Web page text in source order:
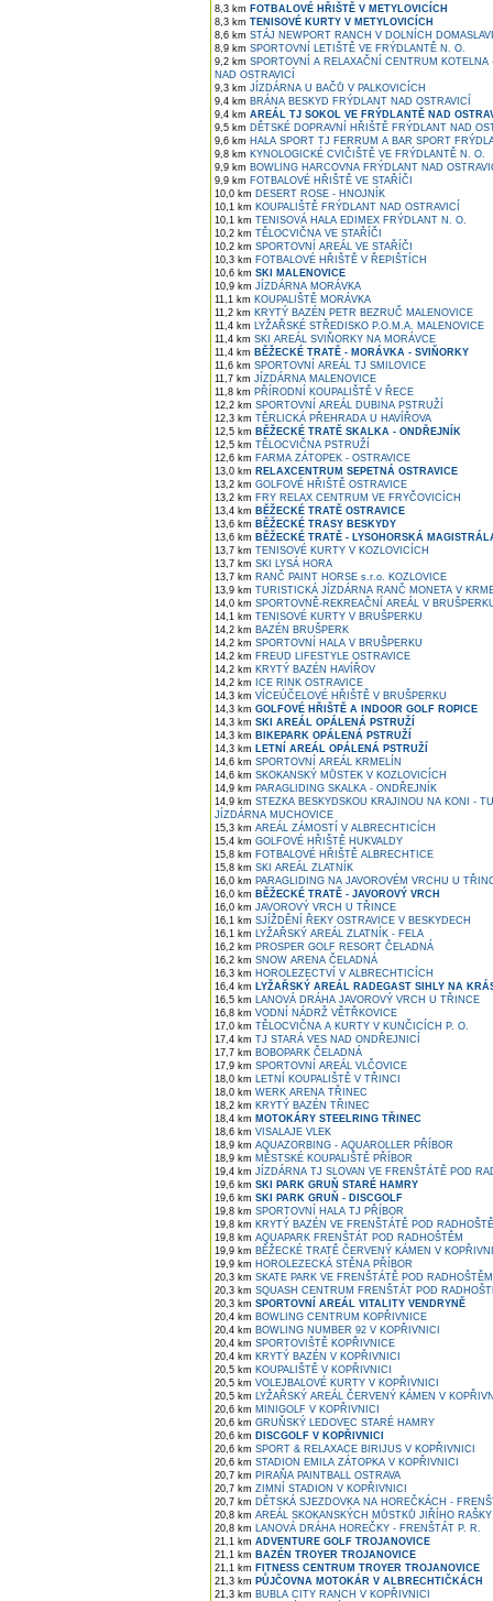
8,3 km FOTBALOVÉ HŘIŠTĚ V METYLOVICÍCH
8,3 km TENISOVÉ KURTY V METYLOVICÍCH
8,6 km STÁJ NEWPORT RANCH V DOLNÍCH
8,9 km SPORTOVNÍ LETIŠTĚ VE FRÝDLANTĚ N. O.
9,2 km SPORTOVNÍ A RELAXAČNÍ CENTRUM KOTELNA
NAD OSTRAVICÍ
9,3 km JÍZDÁRNA U BAČŮ V PALKOVICÍCH
9,4 km BRÁNA BESKYD FRÝDLANT NAD OSTRAVICÍ
9,4 km AREÁL TJ SOKOL VE FRÝDLANTĚ NAD
9,5 km DĚTSKÉ DOPRAVNÍ HŘIŠTĚ FRÝDLANT NAD
9,6 km HALA SPORT TJ FERRUM A BAR SPORT
9,8 km KYNOLOGICKÉ CVIČIŠTĚ VE FRÝDLANTĚ N. O.
9,9 km BOWLING HARCOVNA FRÝDLANT NAD
9,9 km FOTBALOVÉ HŘIŠTĚ VE STAŘÍČI
10,0 km DESERT ROSE - HNOJNÍK
10,1 km KOUPALIŠTĚ FRÝDLANT NAD OSTRAVICÍ
10,1 km TENISOVÁ HALA EDIMEX FRÝDLANT N. O.
10,2 km TĚLOCVIČNA VE STAŘÍČI
10,2 km SPORTOVNÍ AREÁL VE STAŘÍČI
10,3 km FOTBALOVÉ HŘIŠTĚ V ŘEPIŠTÍCH
10,6 km SKI MALENOVICE
10,9 km JÍZDÁRNA MORÁVKA
11,1 km KOUPALIŠTĚ MORÁVKA
11,2 km KRYTÝ BAZÉN PETR BEZRUČ MALENOVICE
11,4 km LYŽAŘSKÉ STŘEDISKO P.O.M.A. MALENOVICE
11,4 km SKI AREÁL SVIŇORKY NA MORÁVCE
11,4 km BĚŽECKÉ TRATĚ - MORÁVKA - SVIŇORKY
11,6 km SPORTOVNÍ AREÁL TJ SMILOVICE
11,7 km JÍZDÁRNA MALENOVICE
11,8 km PŘÍRODNÍ KOUPALIŠTĚ V ŘECE
12,2 km SPORTOVNÍ AREÁL DUBINA PSTRUŽÍ
12,3 km TĚRLICKÁ PŘEHRADA U HAVÍŘOVA
12,5 km BĚŽECKÉ TRATĚ SKALKA - ONDŘEJNÍK
12,5 km TĚLOCVIČNA PSTRUŽÍ
12,6 km FARMA ZÁTOPEK - OSTRAVICE
13,0 km RELAXCENTRUM SEPETNÁ OSTRAVICE
13,2 km GOLFOVÉ HŘIŠTĚ OSTRAVICE
13,2 km FRY RELAX CENTRUM VE FRYČOVICÍCH
13,4 km BĚŽECKÉ TRATĚ OSTRAVICE
13,6 km BĚŽECKÉ TRASY BESKYDY
13,6 km BĚŽECKÉ TRATĚ - LYSOHORSKÁ
13,7 km TENISOVÉ KURTY V KOZLOVICÍCH
13,7 km SKI LYSÁ HORA
13,7 km RANČ PAINT HORSE s.r.o. KOZLOVICE
13,9 km TURISTICKÁ JÍZDÁRNA RANČ MONETA V
14,0 km SPORTOVNĚ-REKREAČNÍ AREÁL V
14,1 km TENISOVÉ KURTY V BRUŠPERKU
14,2 km BAZÉN BRUŠPERK
14,2 km SPORTOVNÍ HALA V BRUŠPERKU
14,2 km FREUD LIFESTYLE OSTRAVICE
14,2 km KRYTÝ BAZÉN HAVÍŘOV
14,2 km ICE RINK OSTRAVICE
14,3 km VÍCEÚČELOVÉ HŘIŠTĚ V BRUŠPERKU
14,3 km GOLFOVÉ HŘIŠTĚ A INDOOR GOLF ROPICE
14,3 km SKI AREÁL OPÁLENÁ PSTRUŽÍ
14,3 km BIKEPARK OPÁLENÁ PSTRUŽÍ
14,3 km LETNÍ AREÁL OPÁLENÁ PSTRUŽÍ
14,6 km SPORTOVNÍ AREÁL KRMELÍN
14,6 km SKOKANSKÝ MŮSTEK V KOZLOVICÍCH
14,9 km PARAGLIDING SKALKA - ONDŘEJNÍK
14,9 km STEZKA BESKYDSKOU KRAJINOU NA KONI -
JÍZDÁRNA MUCHOVICE
15,3 km AREÁL ZÁMOSTÍ V ALBRECHTICÍCH
15,4 km GOLFOVÉ HŘIŠTĚ HUKVALDY
15,8 km FOTBALOVÉ HŘIŠTĚ ALBRECHTICE
15,8 km SKI AREÁL ZLATNÍK
16,0 km PARAGLIDING NA JAVOROVÉM VRCHU U
16,0 km BĚŽECKÉ TRATĚ - JAVOROVÝ VRCH
16,0 km JAVOROVÝ VRCH U TŘINCE
16,1 km SJÍŽDĚNÍ ŘEKY OSTRAVICE V BESKYDECH
16,1 km LYŽAŘSKÝ AREÁL ZLATNÍK - FELA
16,2 km PROSPER GOLF RESORT ČELADNÁ
16,2 km SNOW ARENA ČELADNÁ
16,3 km HOROLEZECTVÍ V ALBRECHTICÍCH
16,4 km LYŽAŘSKÝ AREÁL RADEGAST SIHLY NA
16,5 km LANOVÁ DRÁHA JAVOROVÝ VRCH U TŘINCE
16,8 km VODNÍ NÁDRŽ VĚTŘKOVICE
17,0 km TĚLOCVIČNA A KURTY V KUNČICÍCH P. O.
17,4 km TJ STARÁ VES NAD ONDŘEJNICÍ
17,7 km BOBOPARK ČELADNÁ
17,9 km SPORTOVNÍ AREÁL VLČOVICE
18,0 km LETNÍ KOUPALIŠTĚ V TŘINCI
18,0 km WERK ARENA TŘINEC
18,2 km KRYTÝ BAZÉN TŘINEC
18,4 km MOTOKÁRY STEELRING TŘINEC
18,6 km VISALAJE VLEK
18,9 km AQUAZORBING - AQUAROLLER PŘÍBOR
18,9 km MĚSTSKÉ KOUPALIŠTĚ PŘÍBOR
19,4 km JÍZDÁRNA TJ SLOVAN VE FRENŠTÁTĚ POD
19,6 km SKI PARK GRUŇ STARÉ HAMRY
19,6 km SKI PARK GRUŇ - DISCGOLF
19,8 km SPORTOVNÍ HALA TJ PŘÍBOR
19,8 km KRYTÝ BAZÉN VE FRENŠTÁTĚ POD
19,8 km AQUAPARK FRENŠTÁT POD RADHOŠTĚM
19,9 km BĚŽECKÉ TRATĚ ČERVENÝ KÁMEN V
19,9 km HOROLEZECKÁ STĚNA PŘÍBOR
20,3 km SKATE PARK VE FRENŠTÁTĚ POD RADHOŠTĚM
20,3 km SQUASH CENTRUM FRENŠTÁT POD
20,3 km SPORTOVNÍ AREÁL VITALITY VENDRYNĚ
20,4 km BOWLING CENTRUM KOPŘIVNICE
20,4 km BOWLING NUMBER 92 V KOPŘIVNICI
20,4 km SPORTOVIŠTĚ KOPŘIVNICE
20,4 km KRYTÝ BAZÉN V KOPŘIVNICI
20,5 km KOUPALIŠTĚ V KOPŘIVNICI
20,5 km VOLEJBALOVÉ KURTY V KOPŘIVNICI
20,5 km LYŽAŘSKÝ AREÁL ČERVENÝ KÁMEN V
20,6 km MINIGOLF V KOPŘIVNICI
20,6 km GRUŇSKÝ LEDOVEC STARÉ HAMRY
20,6 km DISCGOLF V KOPŘIVNICI
20,6 km SPORT & RELAXACE BIRIJUS V KOPŘIVNICI
20,6 km STADION EMILA ZÁTOPKA V KOPŘIVNICI
20,7 km PIRAŇA PAINTBALL OSTRAVA
20,7 km ZIMNÍ STADION V KOPŘIVNICI
20,7 km DĚTSKÁ SJEZDOVKA NA HOREČKÁCH -
20,8 km AREÁL SKOKANSKÝCH MŮSTKŮ JIŘÍHO RAŠKY
20,8 km LANOVÁ DRÁHA HOREČKY - FRENŠTÁT P. R.
21,1 km ADVENTURE GOLF TROJANOVICE
21,1 km BAZÉN TROYER TROJANOVICE
21,1 km FITNESS CENTRUM TROYER TROJANOVICE
21,3 km PŮJČOVNA MOTOKÁR V ALBRECHTIČKÁCH
21,3 km BUBLA CITY RANCH V KOPŘIVNICI